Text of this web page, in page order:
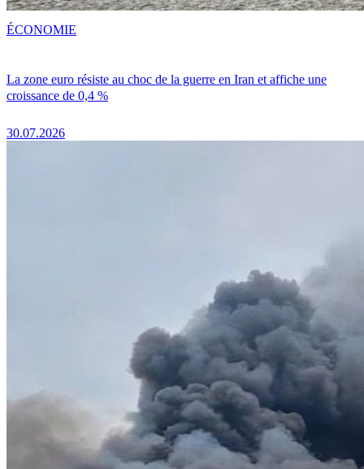
La zone euro résiste au choc de la guerre en Iran et affiche une
croissance de 0,4 %
30.07.2026
ÉCONOMIE